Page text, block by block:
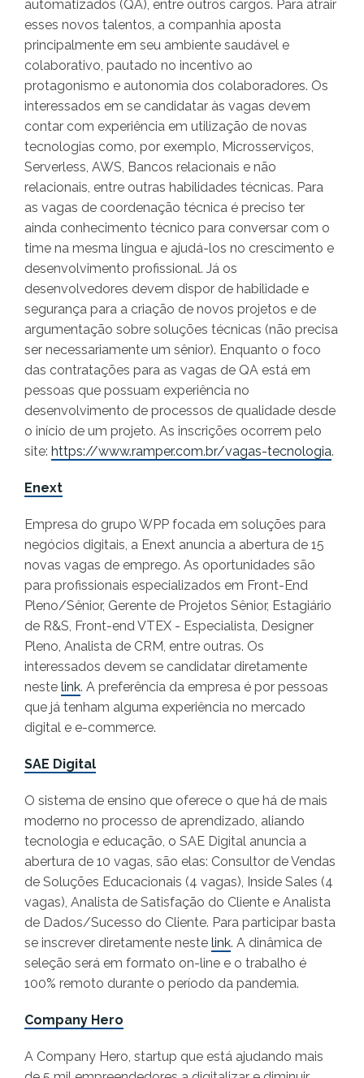
automatizados (QA), entre outros cargos. Para atrair
esses novos talentos, a companhia aposta
principalmente em seu ambiente saudável e
colaborativo, pautado no incentivo ao
protagonismo e autonomia dos colaboradores. Os
interessados em se candidatar às vagas devem
contar com experiência em utilização de novas
tecnologias como, por exemplo, Microsserviços,
Serverless, AWS, Bancos relacionais e não
relacionais, entre outras habilidades técnicas. Para
as vagas de coordenação técnica é preciso ter
ainda conhecimento técnico para conversar com o
time na mesma língua e ajudá-los no crescimento e
desenvolvimento profissional. Já os
desenvolvedores devem dispor de habilidade e
segurança para a criação de novos projetos e de
argumentação sobre soluções técnicas (não precisa
ser necessariamente um sênior). Enquanto o foco
das contratações para as vagas de QA está em
pessoas que possuam experiência no
desenvolvimento de processos de qualidade desde
o início de um projeto. As inscrições ocorrem pelo
site: https://www.ramper.com.br/vagas-tecnologia.
Enext
Empresa do grupo WPP focada em soluções para
negócios digitais, a Enext anuncia a abertura de 15
novas vagas de emprego. As oportunidades são
para profissionais especializados em Front-End
Pleno/Sênior, Gerente de Projetos Sênior, Estagiário
de R&S, Front-end VTEX - Especialista, Designer
Pleno, Analista de CRM, entre outras. Os
interessados devem se candidatar diretamente
neste link. A preferência da empresa é por pessoas
que já tenham alguma experiência no mercado
digital e e-commerce.
SAE Digital
O sistema de ensino que oferece o que há de mais
moderno no processo de aprendizado, aliando
tecnologia e educação, o SAE Digital anuncia a
abertura de 10 vagas, são elas: Consultor de Vendas
de Soluções Educacionais (4 vagas), Inside Sales (4
vagas), Analista de Satisfação do Cliente e Analista
de Dados/Sucesso do Cliente. Para participar basta
se inscrever diretamente neste link. A dinâmica de
seleção será em formato on-line e o trabalho é
100% remoto durante o período da pandemia.
Company Hero
A Company Hero, startup que está ajudando mais